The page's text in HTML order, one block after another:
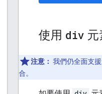
使用 div
注意： 我們仍全面支
合。